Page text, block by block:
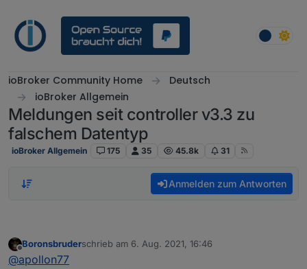
ioBroker Community Home
Deutsch
ioBroker Allgemein
Meldungen seit controller v3.3 zu
falschem Datentyp
ioBroker Allgemein 175 35 45.8k 31
Anmelden zum Antworten
Offline
Boronsbruderschrieb am 6. Aug. 2021, 16:46
zuletzt editiert von
@apollon77